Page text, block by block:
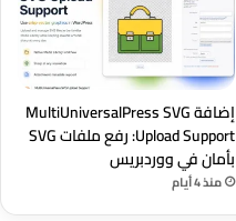
إضافة MultiUniversalPress SVG
Upload Support: رفع ملفات SVG
بأمان في ووردبريس
منذ 4 أيام